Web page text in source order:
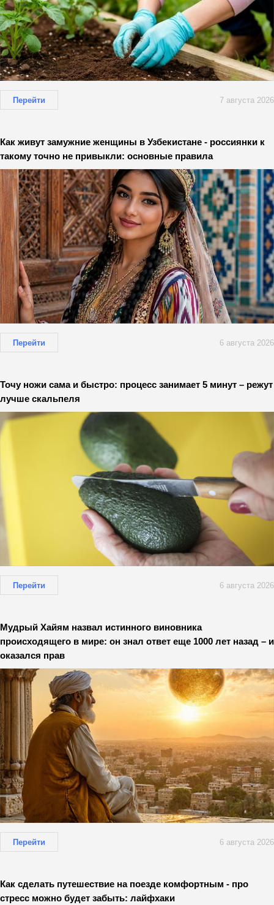
Перейти 7 августа 2026
Как живут замужние женщины в Узбекистане - россиянки к
такому точно не привыкли: основные правила
Перейти 6 августа 2026
Точу ножи сама и быстро: процесс занимает 5 минут – режут
лучше скальпеля
Перейти 6 августа 2026
Мудрый Хайям назвал истинного виновника
происходящего в мире: он знал ответ еще 1000 лет назад – и
оказался прав
Перейти 6 августа 2026
Как сделать путешествие на поезде комфортным - про
стресс можно будет забыть: лайфхаки